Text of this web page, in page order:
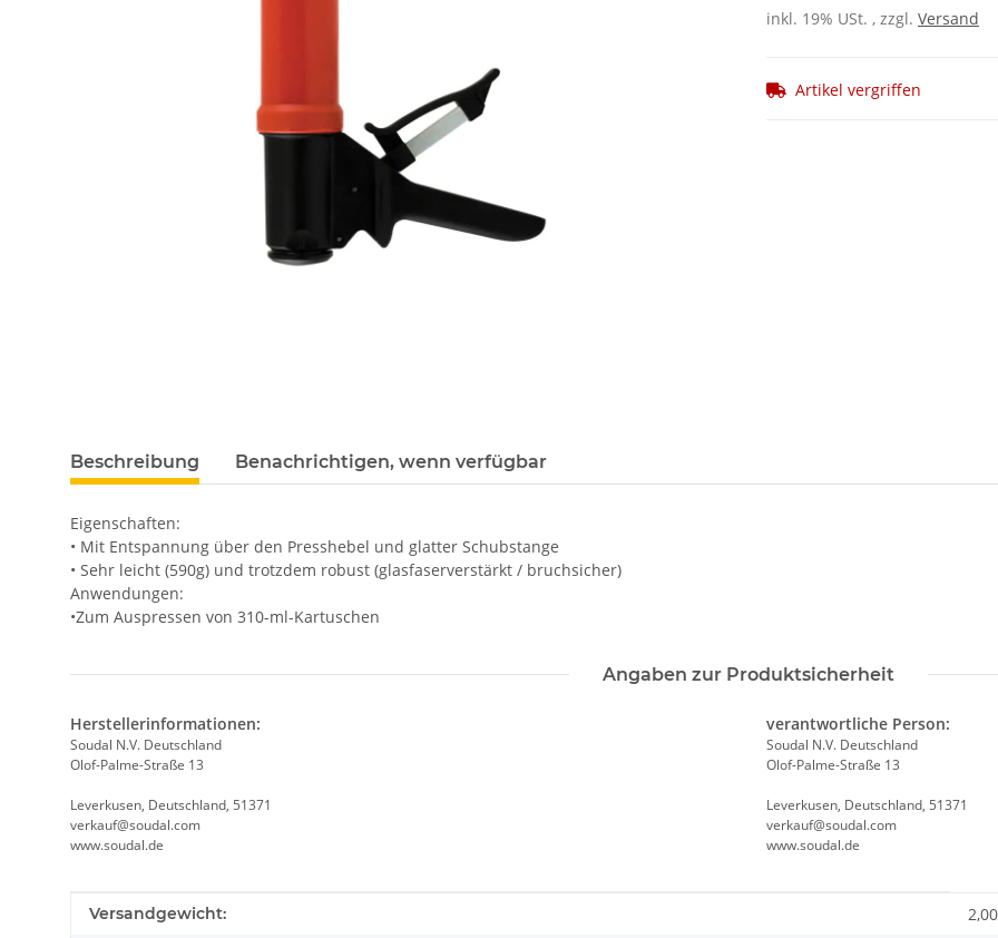
inkl. 19% USt. , zzgl. Versand
Artikel vergriffen
Beschreibung Benachrichtigen, wenn verfügbar
Eigenschaften:
• Mit Entspannung über den Presshebel und glatter Schubstange
• Sehr leicht (590g) und trotzdem robust (glasfaserverstärkt / bruchsicher)
Anwendungen:
•Zum Auspressen von 310-ml-Kartuschen
Angaben zur Produktsicherheit
Herstellerinformationen:
Soudal N.V. Deutschland
Olof-Palme-Straße 13
Leverkusen, Deutschland, 51371
verkauf@soudal.com
www.soudal.de
verantwortliche Person:
Soudal N.V. Deutschland
Olof-Palme-Straße 13
Leverkusen, Deutschland, 51371
verkauf@soudal.com
www.soudal.de
Produkteigenschaft
Wert
Versandgewicht: